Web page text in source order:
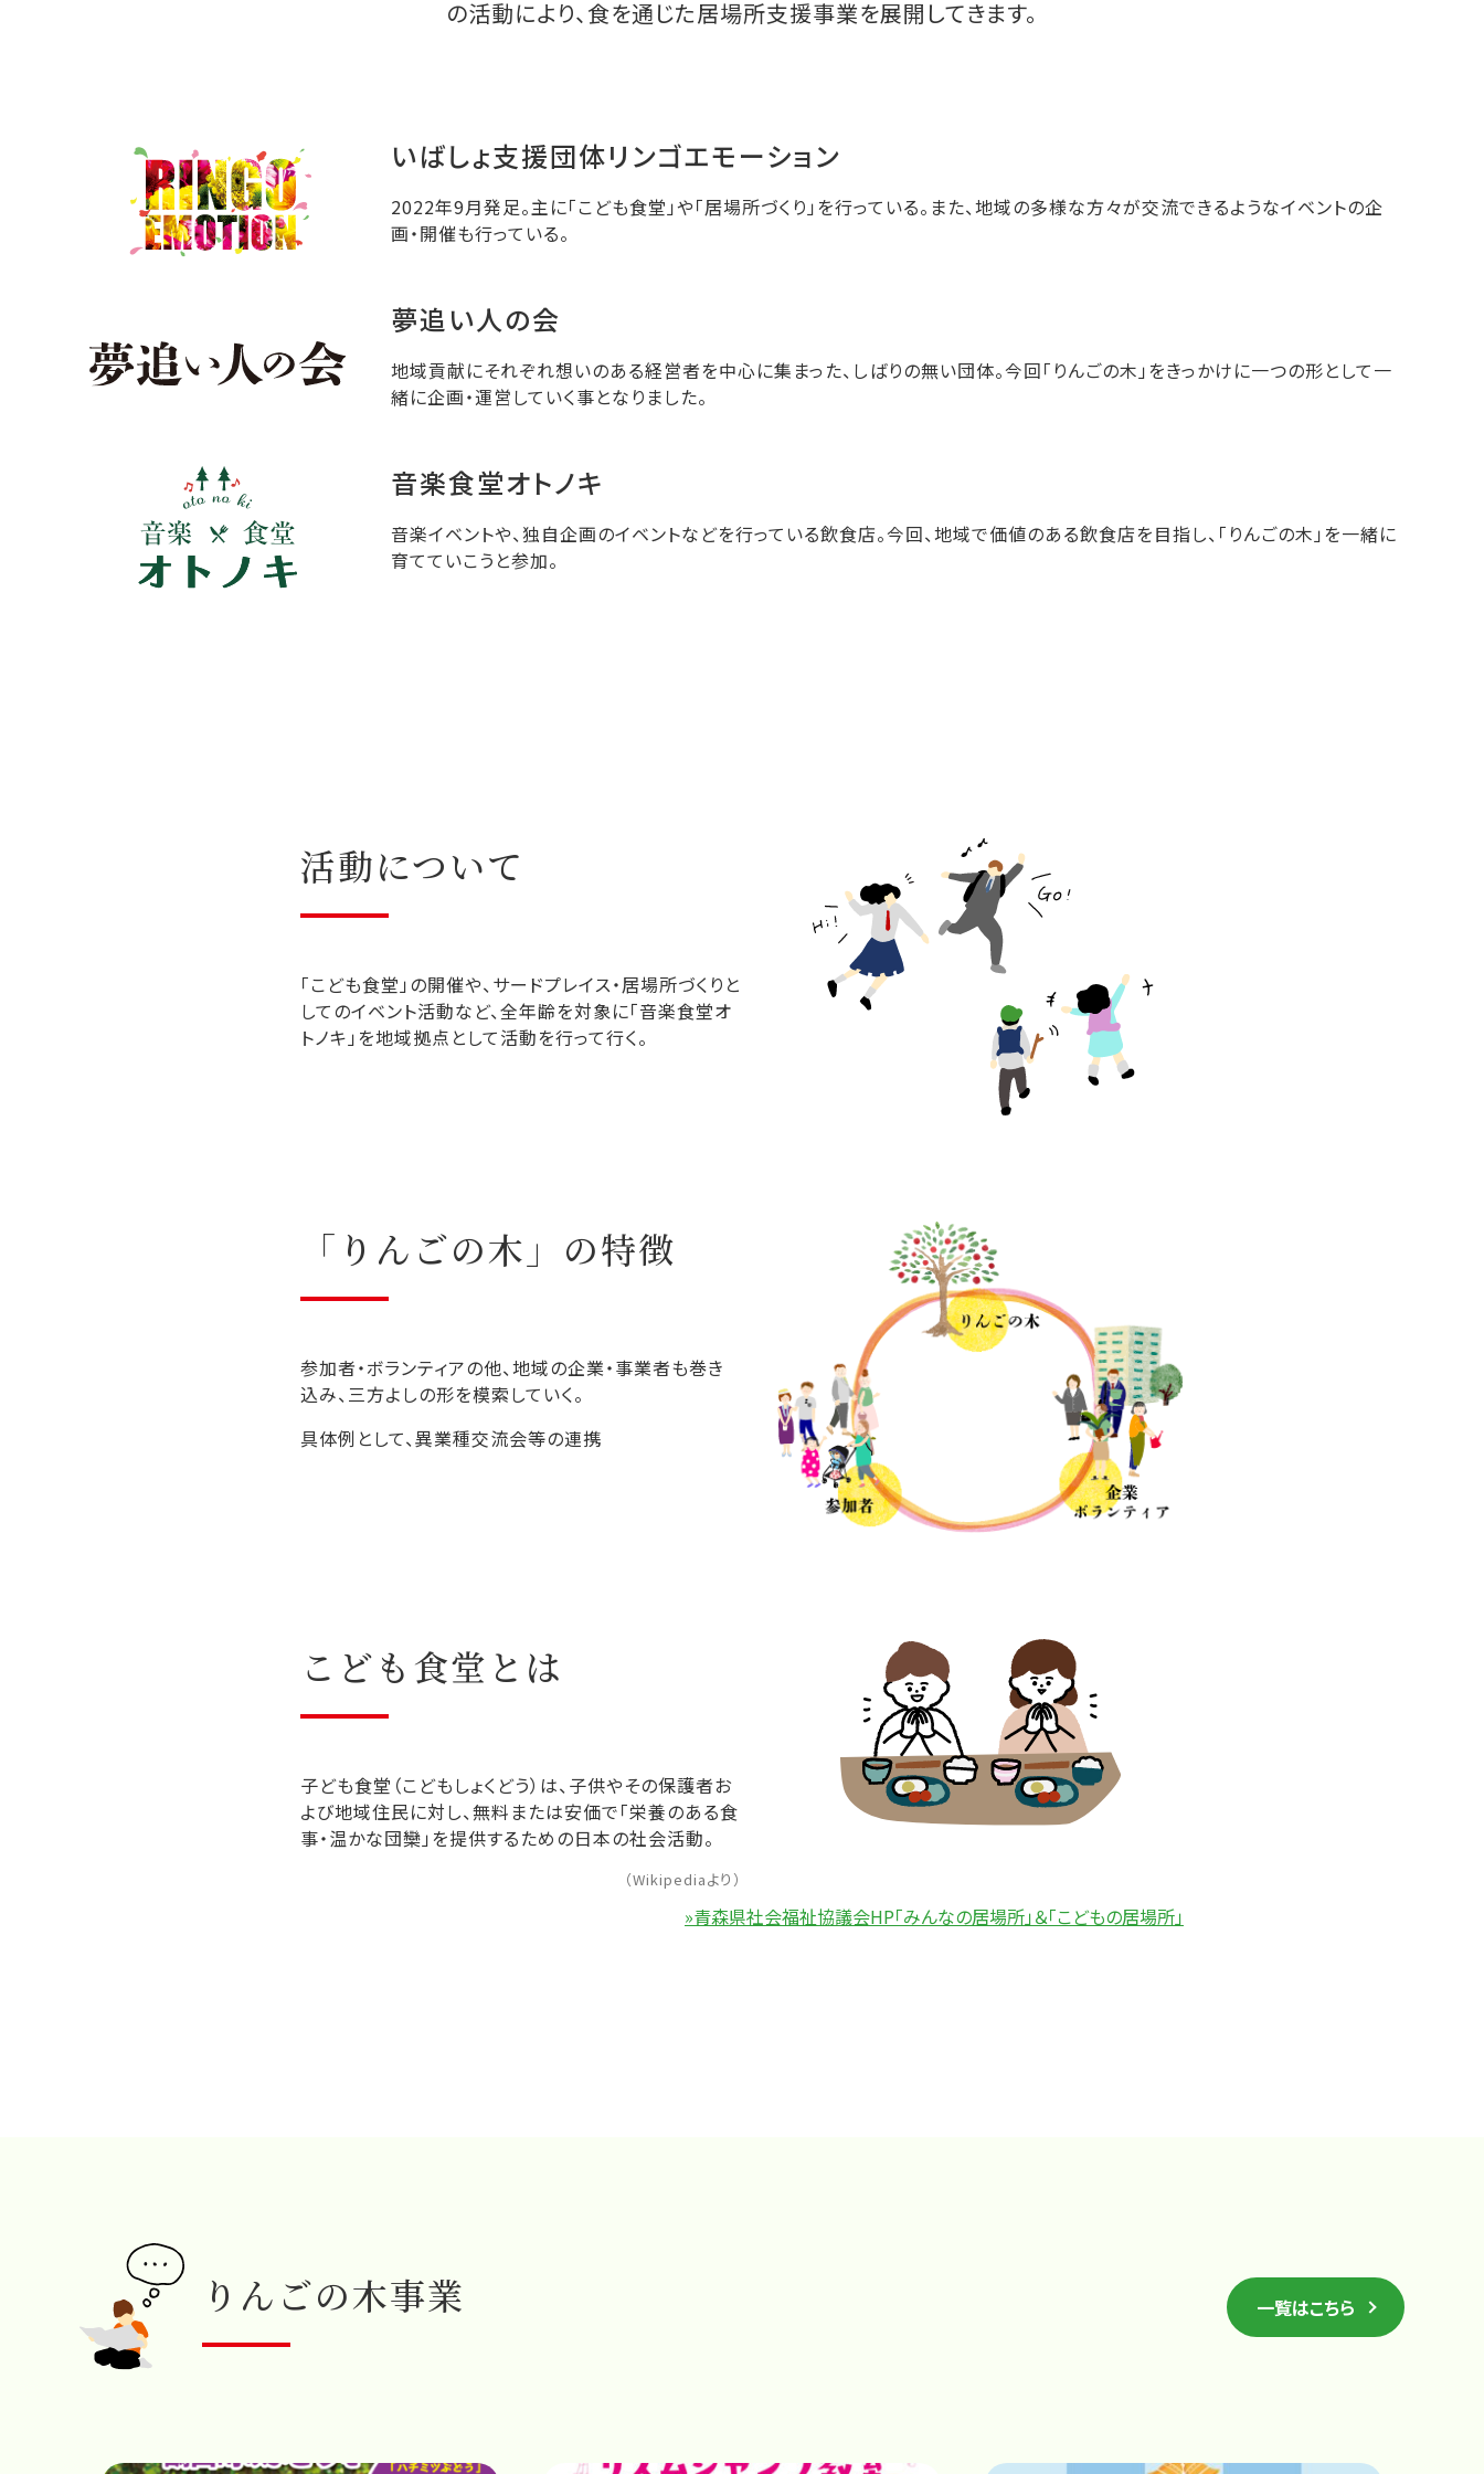
の活動により、食を通じた居場所支援事業を展開してきます。
いばしょ支援団体リンゴエモーション
2022年9月発足。主に「こども食堂」や「居場所づくり」を行っている。また、地域の多様な方々が交流できるようなイベントの企
画・開催も行っている。
夢追い人の会
地域貢献にそれぞれ想いのある経営者を中心に集まった、しばりの無い団体。今回「りんごの木」をきっかけに一つの形として一
緒に企画・運営していく事となりました。
音楽食堂オトノキ
音楽イベントや、独自企画のイベントなどを行っている飲食店。今回、地域で価値のある飲食店を目指し、「りんごの木」を一緒に
育てていこうと参加。
活動について
「こども食堂」の開催や、サードプレイス・居場所づくりと
してのイベント活動など、全年齢を対象に「音楽食堂オ
トノキ」を地域拠点として活動を行って行く。
「りんごの木」の特徴
参加者・ボランティアの他、地域の企業・事業者も巻き
込み、三方よしの形を模索していく。
具体例として、異業種交流会等の連携
こども食堂とは
子ども食堂（こどもしょくどう）は、子供やその保護者お
よび地域住民に対し、無料または安価で「栄養のある食
事・温かな団欒」を提供するための日本の社会活動。
（Wikipediaより）
»青森県社会福祉協議会HP「みんなの居場所」＆「こどもの居場所」
りんごの木事業 一覧はこちら